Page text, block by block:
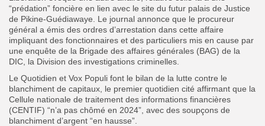
“prédation” foncière en lien avec le site du futur palais de Justice
de Pikine-Guédiawaye. Le journal annonce que le procureur
général a émis des ordres d’arrestation dans cette affaire
impliquant des fonctionnaires et des particuliers mis en cause par
une enquête de la Brigade des affaires générales (BAG) de la
DIC, la Division des investigations criminelles.
Le Quotidien et Vox Populi font le bilan de la lutte contre le
blanchiment de capitaux, le premier quotidien cité affirmant que la
Cellule nationale de traitement des informations financières
(CENTIF) “n’a pas chômé en 2024”, avec des soupçons de
blanchiment d’argent “en hausse”.